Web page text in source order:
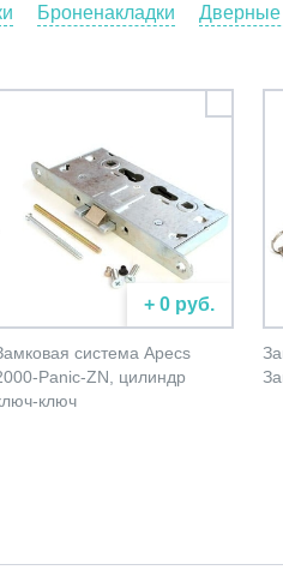
Броненакладки Дверные
+ 0 руб.
система Apecs
Panic-ZN, цилиндр
ключ